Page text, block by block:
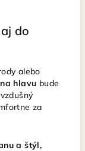
do
alebo
hlavu bude
za
a štýl,